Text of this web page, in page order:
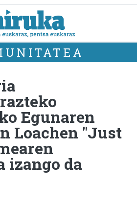
Egunaren
Loachen "Just
izango da